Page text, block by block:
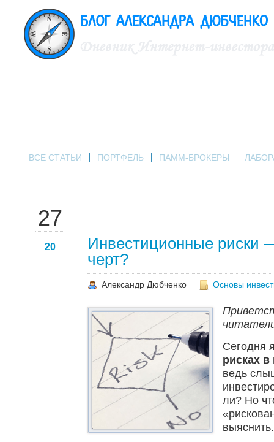
ВСЕ СТАТЬИ ПОРТФЕЛЬ ПАММ-БРОКЕРЫ
27
20
Инвестиционные риски
черт?
Александр Дюбченко Основы
Сегодня
рисках
ведь
ли? Но
выяснить.